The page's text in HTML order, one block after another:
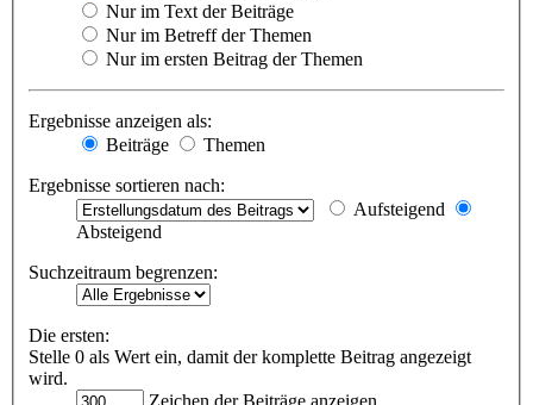
Nur im Text der Beiträge
Nur im Betreff der Themen
Nur im ersten Beitrag der Themen
Ergebnisse anzeigen als:
Beiträge
Themen
Ergebnisse sortieren nach:
Aufsteigend
Absteigend
Suchzeitraum begrenzen:
Die ersten:
Stelle 0 als Wert ein, damit der komplette Beitrag angezeigt
wird.
Zeichen der Beiträge anzeigen